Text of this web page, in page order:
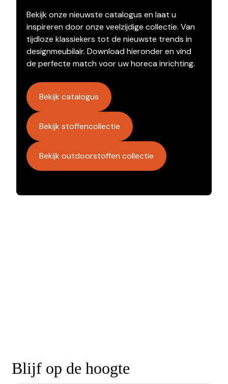
Bekijk onze nieuwste catalogus en laat u
inspireren door onze veelzijdige collectie. Van
tijdloze klassiekers tot de nieuwste trends in
designmeubilair. Download hieronder en vind
de perfecte match voor uw horeca inrichting.
Bekijk catalogus
Bekijk stoffencollectie
Bekijk outdoorstoffen collectie
Blijf op de hoogte